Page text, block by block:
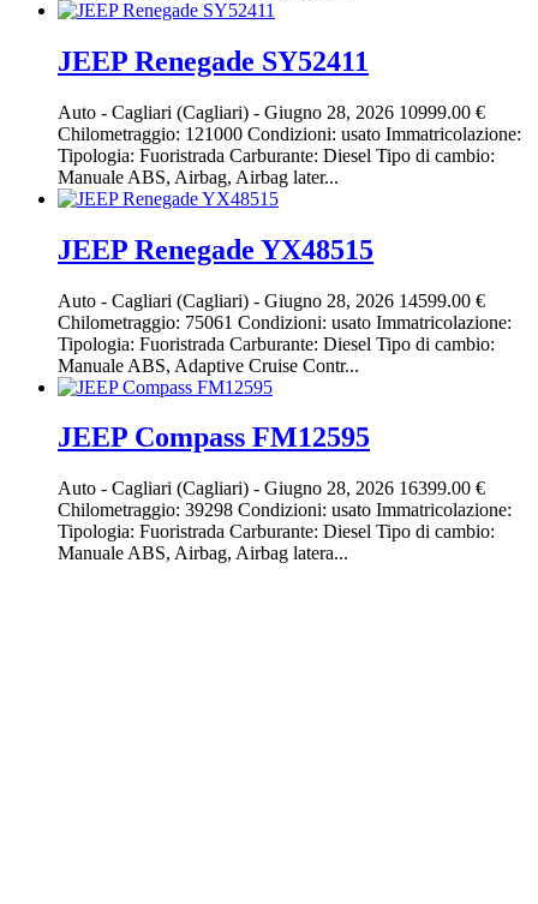
JEEP Renegade SY52411
Auto - Cagliari (Cagliari) - Giugno 28, 2026 10999.00 €
Chilometraggio: 121000 Condizioni: usato Immatricolazione:
Tipologia: Fuoristrada Carburante: Diesel Tipo di cambio:
Manuale ABS, Airbag, Airbag later...
JEEP Renegade YX48515
Auto - Cagliari (Cagliari) - Giugno 28, 2026 14599.00 €
Chilometraggio: 75061 Condizioni: usato Immatricolazione:
Tipologia: Fuoristrada Carburante: Diesel Tipo di cambio:
Manuale ABS, Adaptive Cruise Contr...
JEEP Compass FM12595
Auto - Cagliari (Cagliari) - Giugno 28, 2026 16399.00 €
Chilometraggio: 39298 Condizioni: usato Immatricolazione:
Tipologia: Fuoristrada Carburante: Diesel Tipo di cambio:
Manuale ABS, Airbag, Airbag latera...